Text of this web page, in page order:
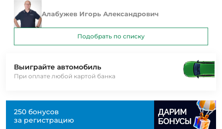
Выиграйте автомобиль
При оплате любой картой банка
250 бонусов
за регистрацию
Алабужев Игорь Александрович
Подобрать по списку